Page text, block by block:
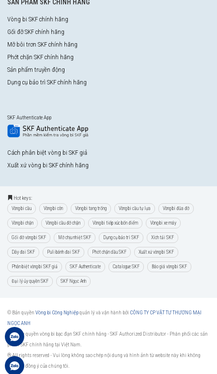
SẢN PHẨM SKF CHÍNH HÃNG
Vòng bi SKF chính hãng
Gối đỡ SKF chính hãng
Mỡ bôi trơn SKF chính hãng
Phớt chặn SKF chính hãng
Sản phẩm truyền động
Dụng cụ bảo trì SKF chính hãng
SKF Authenticate App
Cách phân biệt vòng bi SKF giả
Xuất xứ vòng bi SKF chính hãng
Hot keys:
Vòng bi cầu Vòng bi côn Vòng bi tang trống Vòng bi cầu tự lựa Vòng bi đũa đỡ
Vòng bi chặn Vòng bi cầu đỡ chặn Vòng bi tiếp xúc bốn điểm Vòng bi xe máy
Gối đỡ vòng bi SKF Mỡ chịu nhiệt SKF Dụng cụ bảo trì SKF Xích tải SKF
Dây đai SKF Puli bánh đai SKF Phớt chặn dầu SKF Xuất xứ vòng bi SKF
Phân biệt vòng bi SKF giả SKF Authenticate Catalogue SKF Báo giá vòng bi SKF
Đại lý ủy quyền SKF SKF Ngọc Anh
© Bản quyền Vòng bi Công Nghiệpquản lý và vận hành bởi CÔNG TY CP VẬT TƯ THƯƠNG MẠI
NGỌC ANH
Đại lý ủy quyền vòng bi bạc đạn SKF chính hãng -SKF Authorized Distributor- Phân phối các sản
phẩm SKF chính hãng tại Việt Nam.
® All rights reserved - Vui lòng không sao chép nội dung và hình ảnh từ website này khi không
được sự đồng ý của chúng tôi.